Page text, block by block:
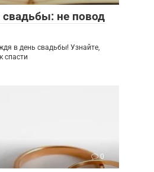
не повод
в день свадьбы! Узнайте,
спасти
0